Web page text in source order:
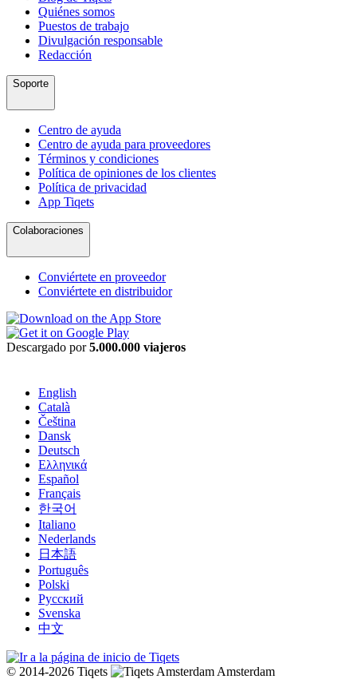
Quiénes somos
Puestos de trabajo
Divulgación responsable
Redacción
Soporte
Centro de ayuda
Centro de ayuda para proveedores
Términos y condiciones
Política de opiniones de los clientes
Política de privacidad
App Tiqets
Colaboraciones
Conviértete en proveedor
Conviértete en distribuidor
Descargado por5.000.000 viajeros
English
Català
Čeština
Dansk
Deutsch
Ελληνικά
Español
Français
한국어
Italiano
Nederlands
日本語
Português
Polski
Русский
Svenska
中文
© 2014-2026 Tiqets Amsterdam